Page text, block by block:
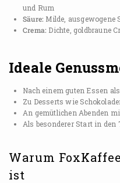
und Rum
Säure: Milde, ausgewogene
Crema: Dichte, goldbraune
Ideale
Nach einem guten Essen
Zu Desserts wie
An gemütlichen Abenden
Als besonderer Start in den
Warum
ist